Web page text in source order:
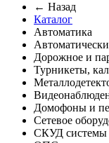
← Назад
Каталог
Автоматика
Дорожное и
Турникеты,
Домофоны и
Сетевое
СКУД системы